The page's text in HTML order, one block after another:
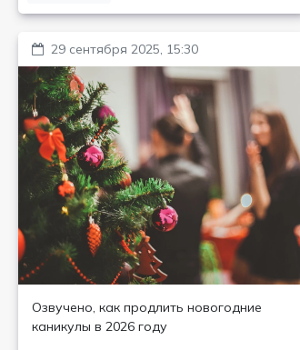
29 сентября 2025, 15:30
Озвучено, как продлить новогодние
каникулы в 2026 году